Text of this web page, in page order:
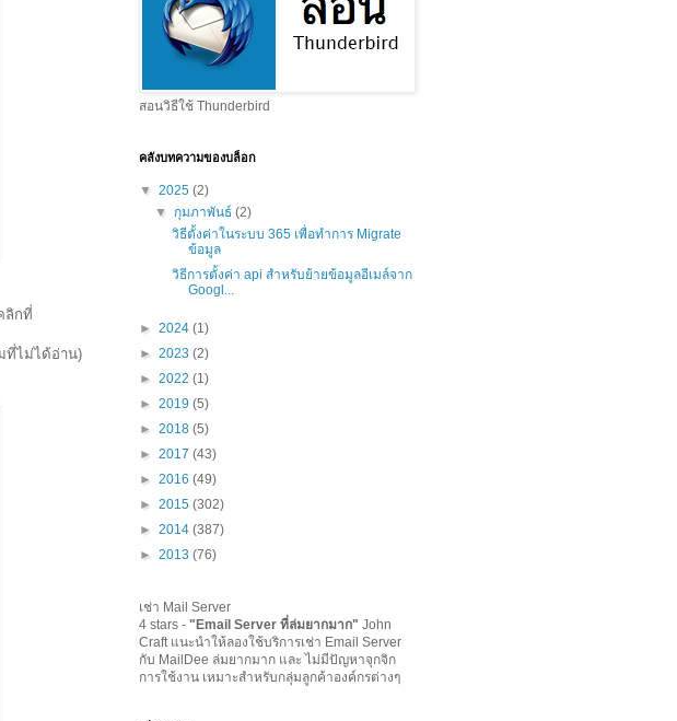
ลิกที่
ที่ไม่ได้อ่าน)
สอนวิธีใช้ Thunderbird
คลังบทความของบล็อก
▼ 2025 (2)
▼ กุมภาพันธ์(2)
วิธีตั้งค่าในระบบ 365 เพื่อทำการ Migrate
ข้อมูล
วิธีการตั้งค่า api สำหรับย้ายข้อมูลอีเมล์จาก
Googl...
► 2024 (1)
► 2023 (2)
► 2022 (1)
► 2019 (5)
► 2018 (5)
► 2017 (43)
► 2016 (49)
► 2015 (302)
► 2014 (387)
► 2013 (76)
เช่า Mail Server
4 stars - " Email Server ที่ล่มยากมาก" John
Craft แนะนำให้ลองใช้บริการเช่า Email Server
กับ MailDee ล่มยากมาก และ ไม่มีปัญหาจุกจิก
การใช้งาน เหมาะสำหรับกลุ่มลูกค้าองค์กรต่างๆ